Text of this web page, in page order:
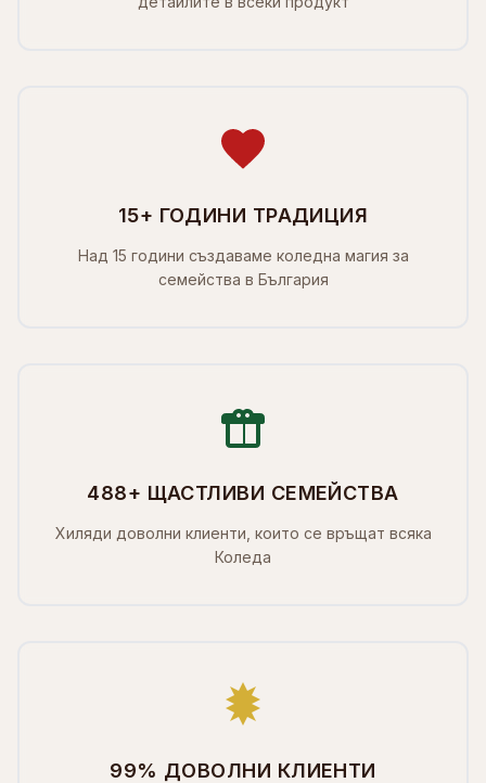
15+ ГОДИНИ ТРАДИЦИЯ
Над 15 години създаваме коледна магия за
семейства в България
488+ ЩАСТЛИВИ СЕМЕЙСТВА
Хиляди доволни клиенти, които се връщат всяка
Коледа
99% ДОВОЛНИ КЛИЕНТИ